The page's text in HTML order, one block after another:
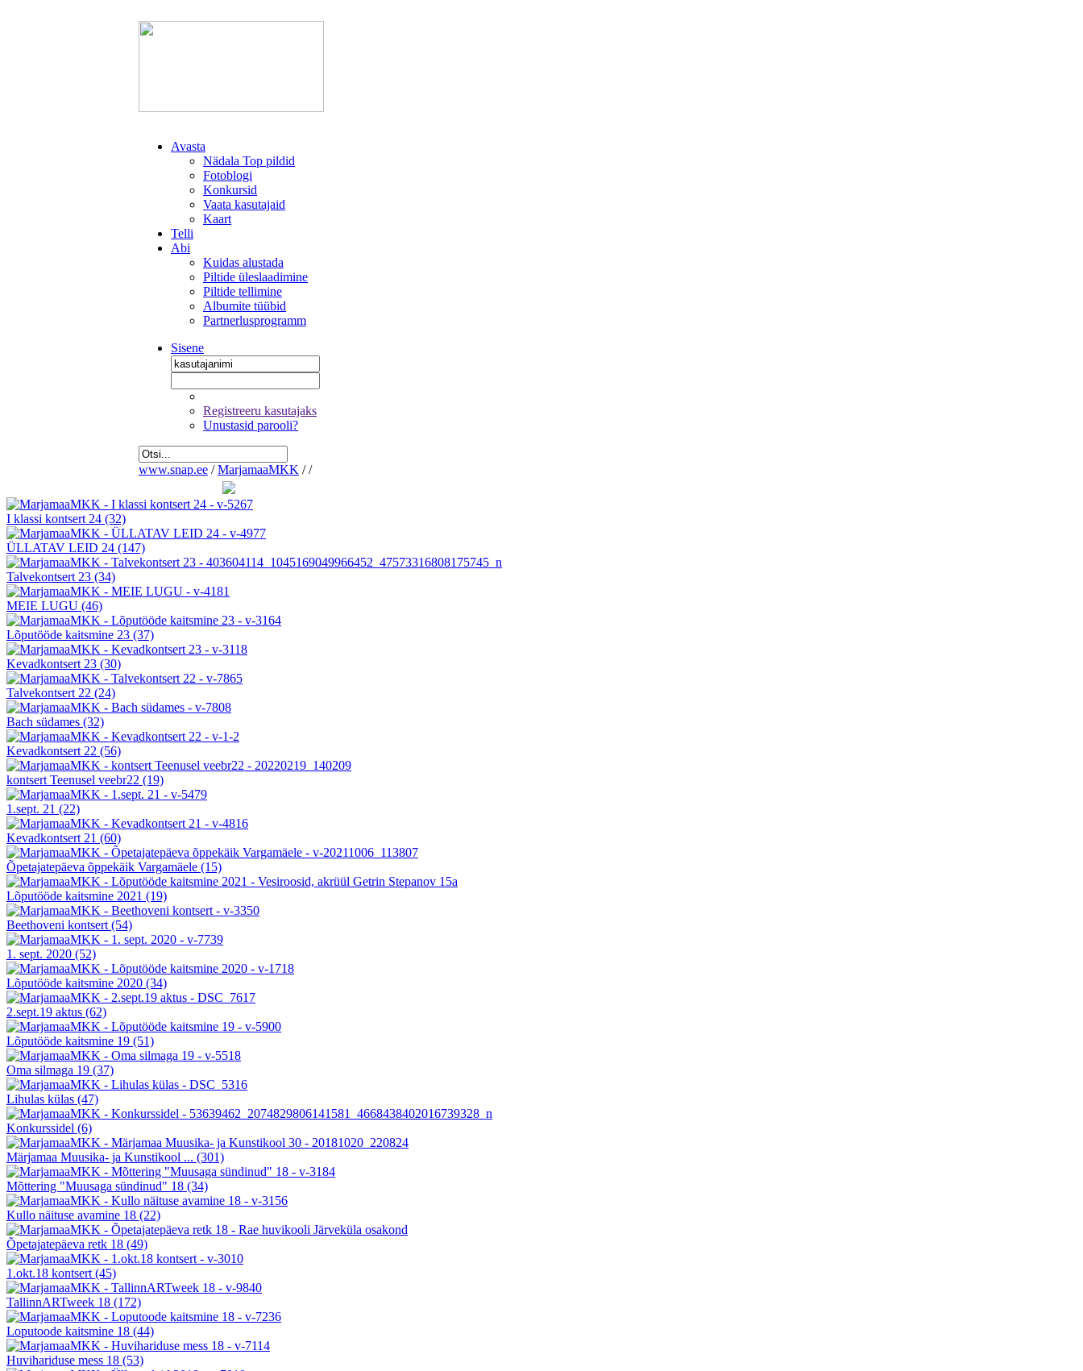
Avasta
Nädala Top pildid
Fotoblogi
Konkursid
Vaata kasutajaid
Kaart
Telli
Abi
Kuidas alustada
Piltide üleslaadimine
Piltide tellimine
Albumite tüübid
Partnerlusprogramm
Sisene
Registreeru kasutajaks
Unustasid parooli?
www.snap.ee / MarjamaaMKK / /
I klassi kontsert 24 (32)
ÜLLATAV LEID 24 (147)
Talvekontsert 23 (34)
MEIE LUGU (46)
Lõputööde kaitsmine 23 (37)
Kevadkontsert 23 (30)
Talvekontsert 22 (24)
Bach südames (32)
Kevadkontsert 22 (56)
kontsert Teenusel veebr22 (19)
1.sept. 21 (22)
Kevadkontsert 21 (60)
Õpetajatepäeva õppekäik Vargamäele (15)
Lõputööde kaitsmine 2021 (19)
Beethoveni kontsert (54)
1. sept. 2020 (52)
Lõputööde kaitsmine 2020 (34)
2.sept.19 aktus (62)
Lõputööde kaitsmine 19 (51)
Oma silmaga 19 (37)
Lihulas külas (47)
Konkurssidel (6)
Märjamaa Muusika- ja Kunstikool ... (301)
Mõttering "Muusaga sündinud" 18 (34)
Kullo näituse avamine 18 (22)
Õpetajatepäeva retk 18 (49)
1.okt.18 kontsert (45)
TallinnARTweek 18 (172)
Loputoode kaitsmine 18 (44)
Huvihariduse mess 18 (53)